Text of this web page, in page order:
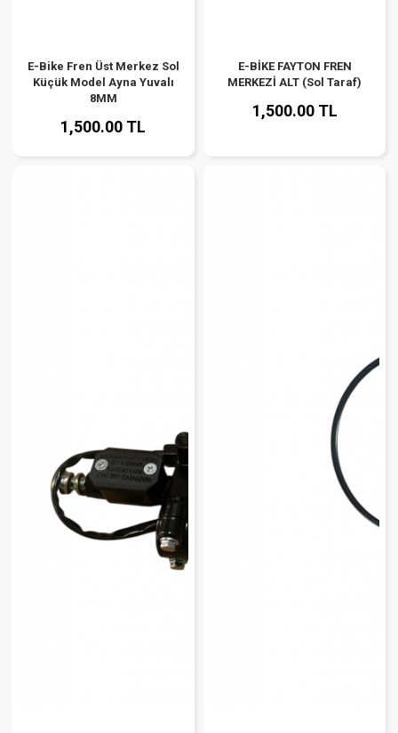
E-Bike Fren Üst Merkez Sol
Küçük Model Ayna Yuvalı
8MM
1,500.00 TL
E-BİKE FAYTON FREN
MERKEZİ ALT (Sol Taraf)
1,500.00 TL